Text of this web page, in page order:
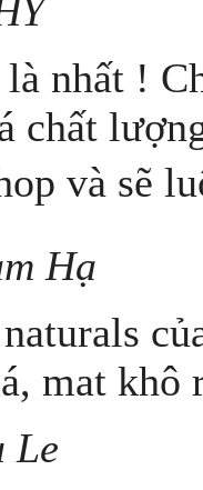
nhất !
chất
và sẽ
Hạ
mat khô
Le